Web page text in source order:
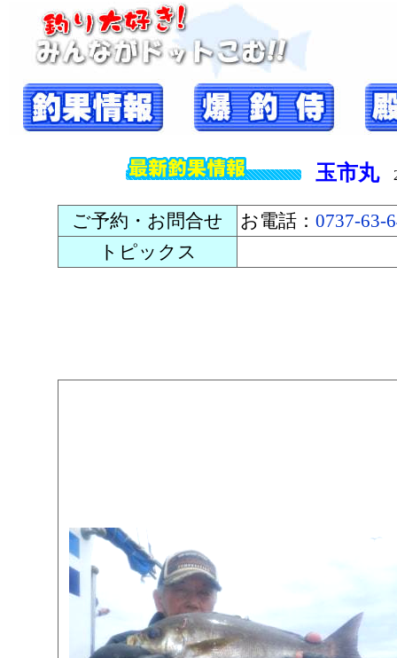
玉市丸
ご予約・お問合せ お電話： 0737-63-
トピックス